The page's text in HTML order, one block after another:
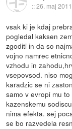
::26. maj
vsak ki je kdaj
pogledal kaksen
zgoditi in da so
vojno namrec
vzhodu in
vsepovsod. niso
karadzic se ni
samo v evropi mu
kazenskemu
nima efekta. sej
se bo razvedela